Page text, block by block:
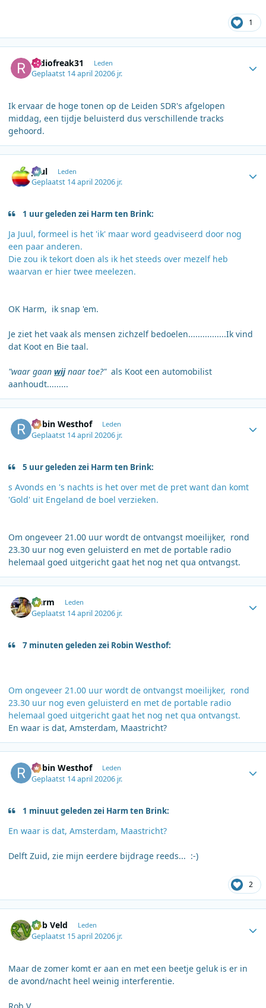
1
radiofreak31 Leden
Geplaatst 14 april 20206 jr.
Ik ervaar de hoge tonen op de Leiden SDR's afgelopen
middag, een tijdje beluisterd dus verschillende tracks
gehoord.
Juul Leden
Geplaatst 14 april 20206 jr.
1 uur geleden zei Harm ten Brink:
Ja Juul, formeel is het 'ik' maar word geadviseerd door nog
een paar anderen.
Die zou ik tekort doen als ik het steeds over mezelf heb
waarvan er hier twee meelezen.
OK Harm, ik snap 'em.
Je ziet het vaak als mensen zichzelf bedoelen................Ik vind
dat Koot en Bie taal.
"waar gaan wijnaar toe?" als Koot een automobilist
aanhoudt.........
Robin Westhof Leden
Geplaatst 14 april 20206 jr.
5 uur geleden zei Harm ten Brink:
s Avonds en 's nachts is het over met de pret want dan komt
'Gold' uit Engeland de boel verzieken.
Om ongeveer 21.00 uur wordt de ontvangst moeilijker, rond
23.30 uur nog even geluisterd en met de portable radio
helemaal goed uitgericht gaat het nog net qua ontvangst.
Harm Leden
Geplaatst 14 april 20206 jr.
7 minuten geleden zei Robin Westhof:
Om ongeveer 21.00 uur wordt de ontvangst moeilijker, rond
23.30 uur nog even geluisterd en met de portable radio
helemaal goed uitgericht gaat het nog net qua ontvangst.
En waar is dat, Amsterdam, Maastricht?
Robin Westhof Leden
Geplaatst 14 april 20206 jr.
1 minuut geleden zei Harm ten Brink:
En waar is dat, Amsterdam, Maastricht?
Delft Zuid, zie mijn eerdere bijdrage reeds... :-)
2
Rob Veld Leden
Geplaatst 15 april 20206 jr.
Maar de zomer komt er aan en met een beetje geluk is er in
de avond/nacht heel weinig interferentie.
Rob V.